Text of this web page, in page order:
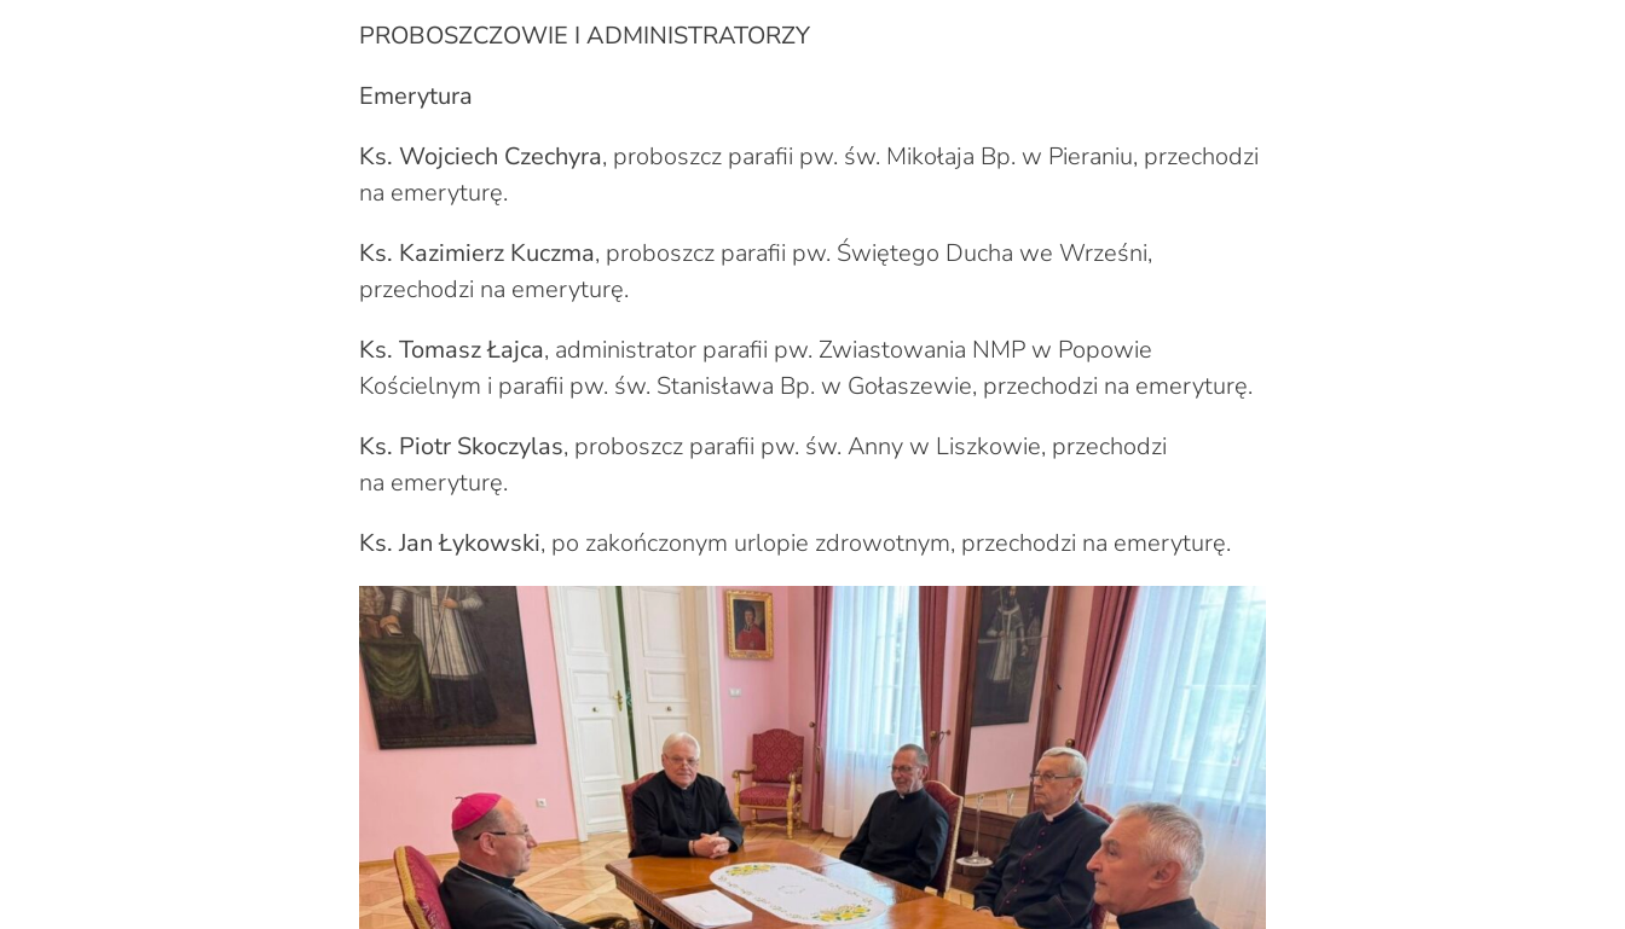
PROBOSZCZOWIE I ADMINISTRATORZY
Emerytura
Ks. Wojciech Czechyra, proboszcz parafii pw. św. Mikołaja Bp. w Pieraniu, przechodzi
na emeryturę.
Ks. Kazimierz Kuczma, proboszcz parafii pw. Świętego Ducha we Wrześni,
przechodzi na emeryturę.
Ks. Tomasz Łajca, administrator parafii pw. Zwiastowania NMP w Popowie
Kościelnym i parafii pw. św. Stanisława Bp. w Gołaszewie, przechodzi na emeryturę.
Ks. Piotr Skoczylas, proboszcz parafii pw. św. Anny w Liszkowie, przechodzi
na emeryturę.
Ks. Jan Łykowski, po zakończonym urlopie zdrowotnym, przechodzi na emeryturę.